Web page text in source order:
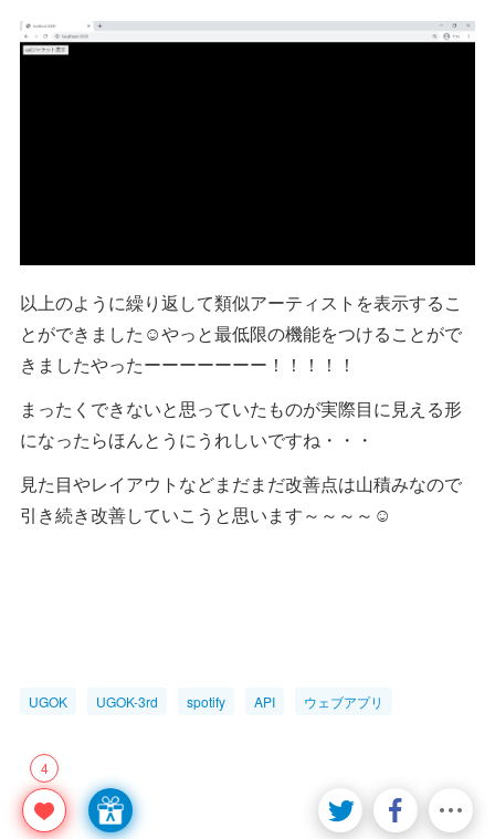
以上のように繰り返して類似アーティストを表示するこ
とができました☺やっと最低限の機能をつけることがで
きましたやったーーーーーーー！！！！！
まったくできないと思っていたものが実際目に見える形
になったらほんとうにうれしいですね・・・
見た目やレイアウトなどまだまだ改善点は山積みなので
引き続き改善していこうと思います～～～～☺
UGOK UGOK-3rd spotify API ウェブアプリ
4